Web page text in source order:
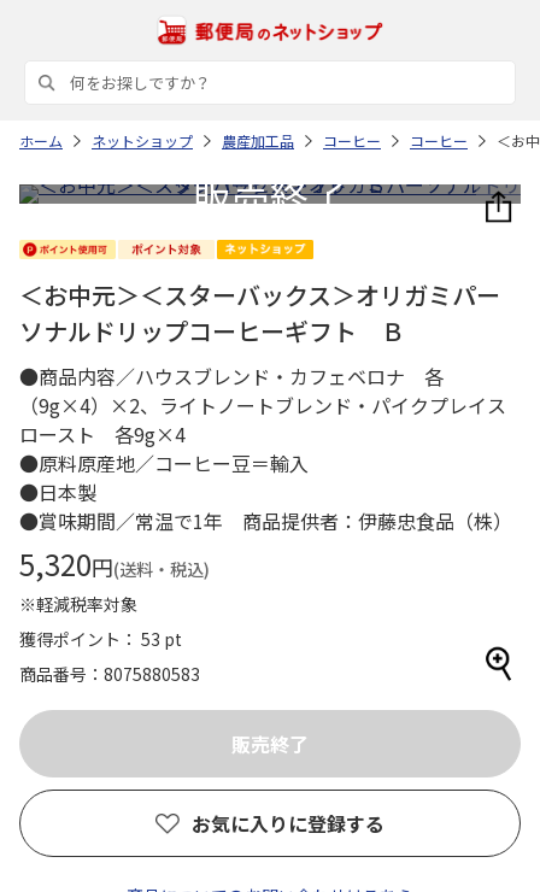
ホーム ネットショップ 農産加工品 コーヒー コーヒー ＜お
＜お中元＞＜スターバックス＞オリガミパー
ソナルドリップコーヒーギフト Ｂ
●商品内容／ハウスブレンド・カフェベロナ 各
（9g×4）×2、ライトノートブレンド・パイクプレイス
ロースト 各9g×4
●原料原産地／コーヒー豆＝輸入
●日本製
●賞味期間／常温で1年 商品提供者：伊藤忠食品（株）
5,320円(送料・税込)
※軽減税率対象
獲得ポイント： 53 pt
商品番号
8075880583
お気に入りに登録する